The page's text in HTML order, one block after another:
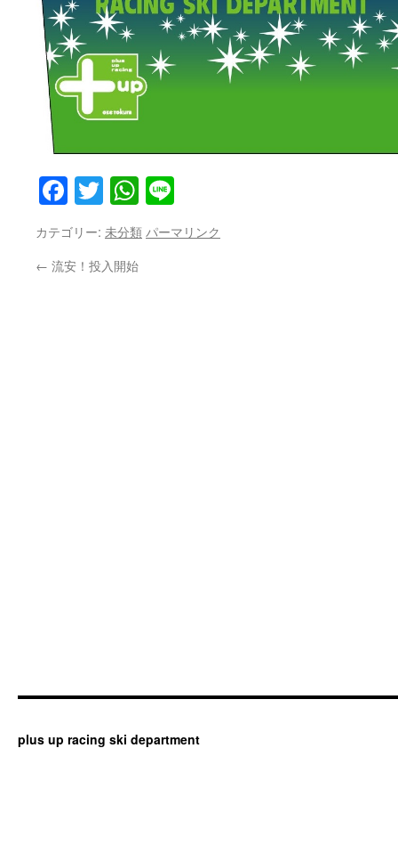
Facebook
TwitterWhatsApp
カテゴリー: 未分類パーマリンク
← 流安！投入開始
plus up racing ski department